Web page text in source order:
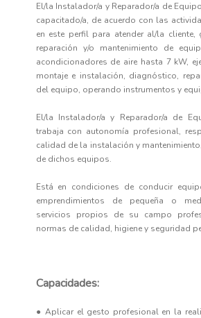
El/la Instalador/a y Reparador/a de
capacitado/a, de acuerdo con las
en este perfil para atender al/la cliente,
reparación y/o mantenimiento de
acondicionadores de aire hasta 7 kW,
montaje e instalación, diagnóstico,
del equipo, operando instrumentos y
El/la Instalador/a y Reparador/a de
trabaja con autonomía profesional,
calidad de la instalación y
de dichos equipos.
Está en condiciones de conducir
emprendimientos de pequeña o
servicios propios de su campo
normas de calidad, higiene y seguridad
Capacidades:
● Aplicar el gesto profesional en la